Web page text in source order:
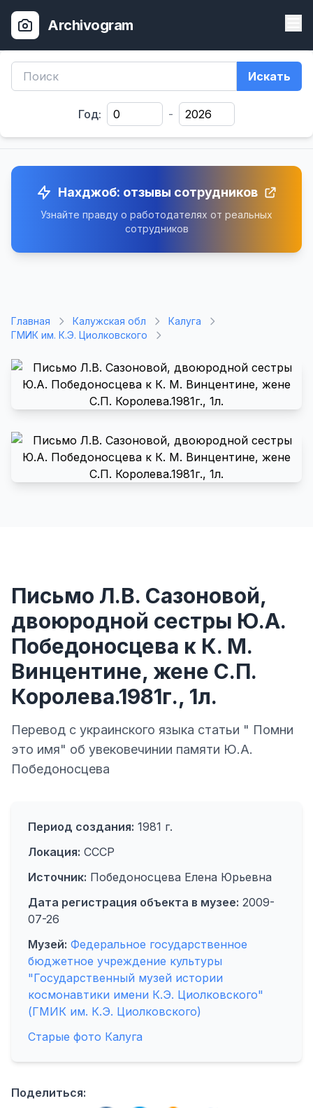
Archivogram
Искать
Год: -
Нахджоб: отзывы сотрудников
Узнайте правду о работодателях от реальных
сотрудников
Главная Калужская обл
Калуга
ГМИК им. К.Э. Циолковского
Письмо Л.В. Сазоновой,
двоюродной сестры Ю.А.
Победоносцева к К. М.
Винцентине, жене С.П.
Королева.1981г., 1л.
Перевод с украинского языка статьи " Помни
это имя" об увековечинии памяти Ю.А.
Победоносцева
Период создания: 1981 г.
Локация: СССР
Источник: Победоносцева Елена Юрьевна
Дата регистрация объекта в музее: 2009-
07-26
Музей: Федеральное государственное
бюджетное учреждение культуры
"Государственный музей истории
космонавтики имени К.Э. Циолковского"
(ГМИК им. К.Э. Циолковского)
Старые фото Калуга
Поделиться: